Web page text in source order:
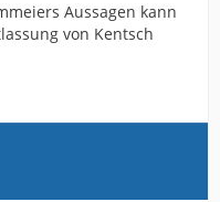
Aussagen kann
von Kentsch